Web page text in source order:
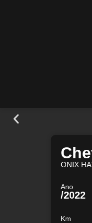
ONIX
Ano
/2022
Km